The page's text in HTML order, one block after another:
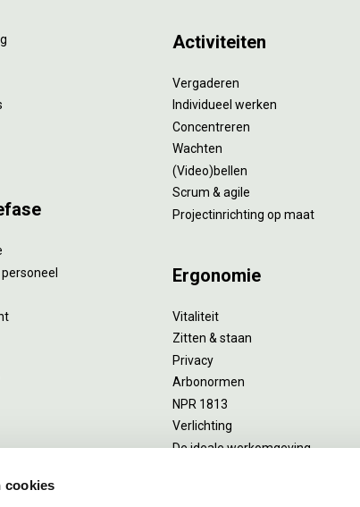
cookies
Activiteiten
Vergaderen
Individueel werken
Concentreren
Wachten
(Video)bellen
Scrum & agile
Projectinrichting op maat
Ergonomie
Vitaliteit
Zitten & staan
Privacy
Arbonormen
NPR 1813
Verlichting
De ideale werkomgeving